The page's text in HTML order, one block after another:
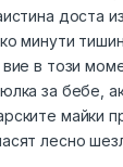
доста
минути
в този
за бебе,
майки
лесно